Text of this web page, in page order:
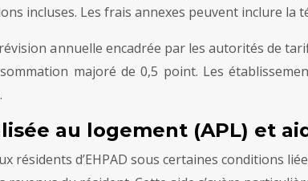
incluses. Les frais annexes peuvent inclure
annuelle encadrée par les autorités de
majoré de 0,5 point. Les
au logement (APL) et
résidents d’EHPAD sous certaines conditions